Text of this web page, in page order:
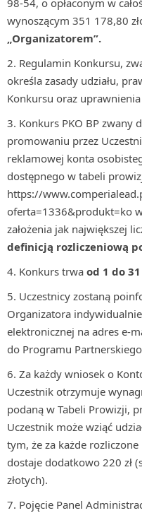
98-54, o opłaconym w
wynoszącym 351 178,80
„Organizatorem”.
Regulamin Konkursu,
określa zasady udziału,
Konkursu oraz
Konkurs PKO BP zwany
promowaniu przez
reklamowej konta
dostępnego w tabeli
https://
oferta=1336&produkt=ko
założenia jak największej
definicją rozliczeniową
Konkurs trwa od 1 do
Uczestnicy zostaną
Organizatora
elektronicznej na adres e-
do Programu
Za każdy wniosek o
Uczestnik otrzymuje
podaną w Tabeli Prowizji,
Uczestnik może wziąć
tym, że za każde
dostaje dodatkowo 220 zł
złotych).
Pojęcie Panel